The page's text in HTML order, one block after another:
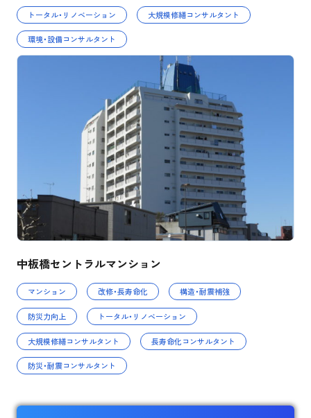
トータル・リノベーション 大規模修繕コンサルタント
環境・設備コンサルタント
マンション 改修・長寿命化 構造・耐震補強
防災力向上 トータル・リノベーション
大規模修繕コンサルタント 長寿命化コンサルタント
防災・耐震コンサルタント
中板橋セントラルマンション